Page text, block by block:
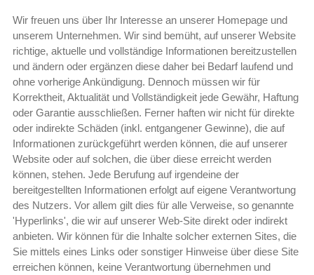
Wir freuen uns über Ihr Interesse an unserer Homepage und
unserem Unternehmen. Wir sind bemüht, auf unserer Website
richtige, aktuelle und vollständige Informationen bereitzustellen
und ändern oder ergänzen diese daher bei Bedarf laufend und
ohne vorherige Ankündigung. Dennoch müssen wir für
Korrektheit, Aktualität und Vollständigkeit jede Gewähr, Haftung
oder Garantie ausschließen. Ferner haften wir nicht für direkte
oder indirekte Schäden (inkl. entgangener Gewinne), die auf
Informationen zurückgeführt werden können, die auf unserer
Website oder auf solchen, die über diese erreicht werden
können, stehen. Jede Berufung auf irgendeine der
bereitgestellten Informationen erfolgt auf eigene Verantwortung
des Nutzers. Vor allem gilt dies für alle Verweise, so genannte
'Hyperlinks', die wir auf unserer Web-Site direkt oder indirekt
anbieten. Wir können für die Inhalte solcher externen Sites, die
Sie mittels eines Links oder sonstiger Hinweise über diese Site
erreichen können, keine Verantwortung übernehmen und